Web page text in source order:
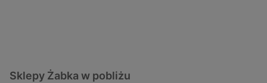
Sklepy Żabka w pobliżu